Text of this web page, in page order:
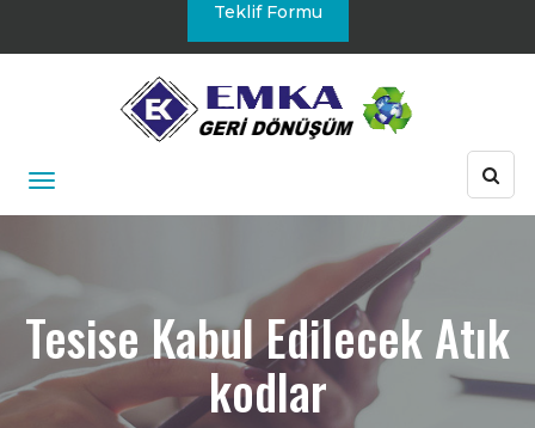
Teklif Formu
Tesise Kabul Edilecek Atık
kodlar